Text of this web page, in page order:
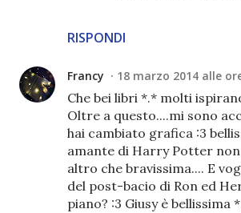
RISPONDI
Francy 18 marzo 2014 alle
Che bei libri *.* molti
Oltre a questo....mi sono
hai cambiato grafica :3
amante di Harry Potter
altro che bravissima.... E
del post-bacio di Ron ed
piano? :3 Giusy è bellissima